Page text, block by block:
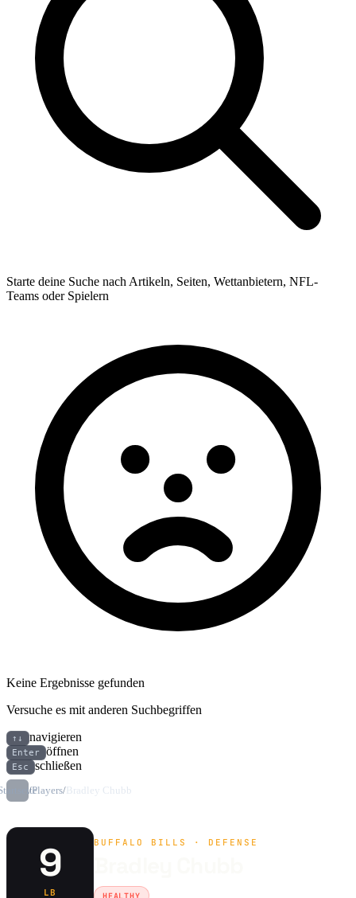
Starte deine Suche nach Artikeln, Seiten, Wettanbietern, NFL-
Teams oder Spielern
Keine Ergebnisse gefunden
Versuche es mit anderen Suchbegriffen
↑↓ navigieren
Enter öffnen
Esc schließen
/Players/Bradley Chubb
9
LB
BUFFALO BILLS · DEFENSE
HEALTHY